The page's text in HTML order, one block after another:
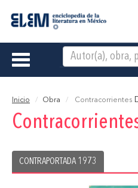
Toggle
Inicio Obra Contracorrientes
CONTRAPORTADA 1973